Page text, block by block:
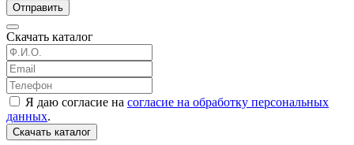
Отправить
Скачать каталог
Я даю согласие на согласие на обработку персональных
данных.
Скачать каталог